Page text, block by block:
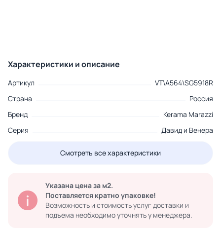
Характеристики и описание
Артикул
VT\A564\SG5918R
Страна
Россия
Бренд
Kerama Marazzi
Серия
Давид и Венера
Смотреть все характеристики
Указана цена за м2.
Поставляется кратно упаковке!
Возможность и стоимость услуг доставки и
подъема необходимо уточнять у менеджера.